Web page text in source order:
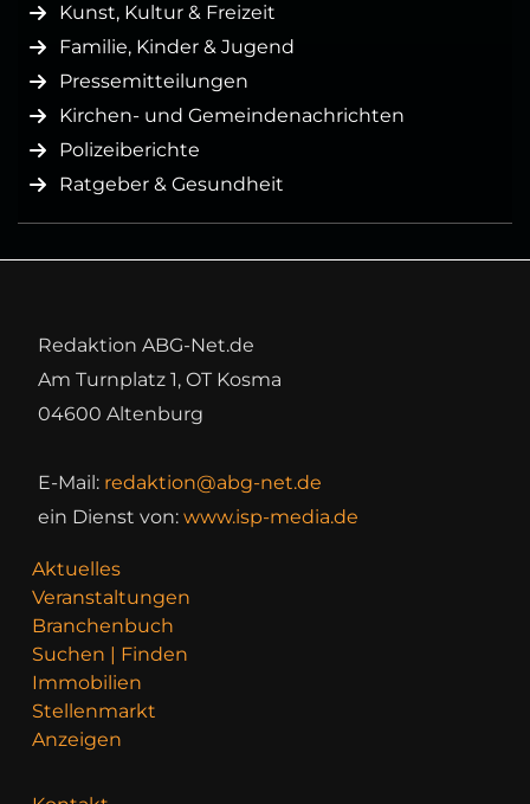
Kunst, Kultur & Freizeit
Familie, Kinder & Jugend
Pressemitteilungen
Kirchen- und Gemeindenachrichten
Polizeiberichte
Ratgeber & Gesundheit
Redaktion ABG-Net.de
Am Turnplatz 1, OT Kosma
04600 Altenburg
E-Mail: redaktion@abg-net.de
ein Dienst von: www.isp-media.de
Aktuelles
Veranstaltungen
Branchenbuch
Suchen | Finden
Immobilien
Stellenmarkt
Anzeigen